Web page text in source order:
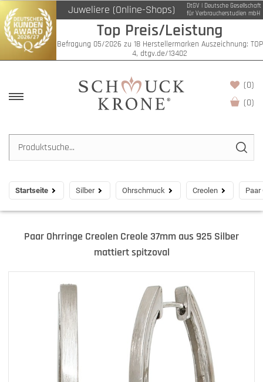
Juweliere (Online-Shops)
DtGV | Deutsche Gesellschaft
für Verbraucherstudien mbH
Top Preis/Leistung
Befragung 05/2026 zu 18 Herstellermarken Auszeichnung: TOP
4, dtgv.de/13402
(0)
(0)
Startseite Silber Ohrschmuck Creolen Paar
Paar Ohrringe Creolen Creole 37mm aus 925 Silber
mattiert spitzoval